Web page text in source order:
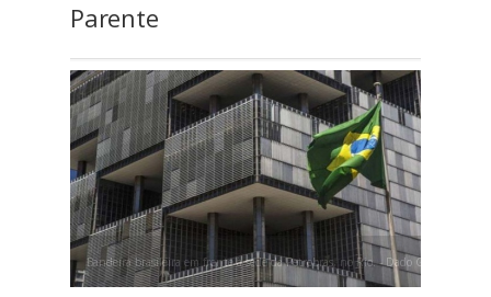
g
i
a
Parente
Bandeira brasileira em frente à sede da Petrobras, no Rio. - Dado Galdieri /